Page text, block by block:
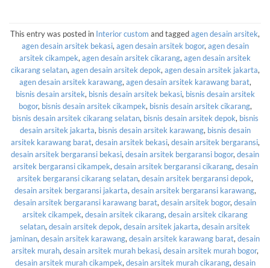
This entry was posted in Interior custom and taggedagen desain arsitek,
agen desain arsitek bekasi, agen desain arsitek bogor, agen desain
arsitek cikampek, agen desain arsitek cikarang, agen desain arsitek
cikarang selatan, agen desain arsitek depok, agen desain arsitek jakarta,
agen desain arsitek karawang, agen desain arsitek karawang barat,
bisnis desain arsitek, bisnis desain arsitek bekasi, bisnis desain arsitek
bogor, bisnis desain arsitek cikampek, bisnis desain arsitek cikarang,
bisnis desain arsitek cikarang selatan, bisnis desain arsitek depok, bisnis
desain arsitek jakarta, bisnis desain arsitek karawang, bisnis desain
arsitek karawang barat, desain arsitek bekasi, desain arsitek bergaransi,
desain arsitek bergaransi bekasi, desain arsitek bergaransi bogor, desain
arsitek bergaransi cikampek, desain arsitek bergaransi cikarang, desain
arsitek bergaransi cikarang selatan, desain arsitek bergaransi depok,
desain arsitek bergaransi jakarta, desain arsitek bergaransi karawang,
desain arsitek bergaransi karawang barat, desain arsitek bogor, desain
arsitek cikampek, desain arsitek cikarang, desain arsitek cikarang
selatan, desain arsitek depok, desain arsitek jakarta, desain arsitek
jaminan, desain arsitek karawang, desain arsitek karawang barat, desain
arsitek murah, desain arsitek murah bekasi, desain arsitek murah bogor,
desain arsitek murah cikampek, desain arsitek murah cikarang, desain